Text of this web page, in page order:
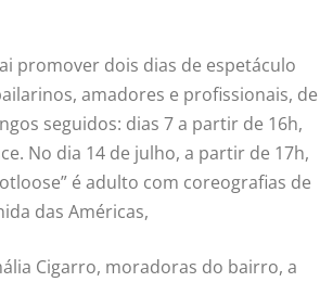
promover dois dias de espetáculo
amadores e profissionais, de
seguidos: dias 7 a partir de 16h,
No dia 14 de julho, a partir de 17h,
é adulto com coreografias de
das Américas,
Cigarro, moradoras do bairro, a